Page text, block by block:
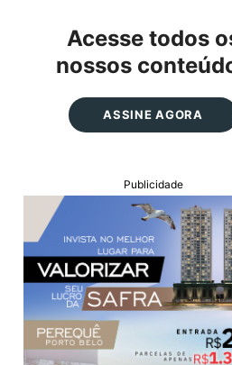
Acesse todos
nossos
ASSINE AGORA
Publicidade